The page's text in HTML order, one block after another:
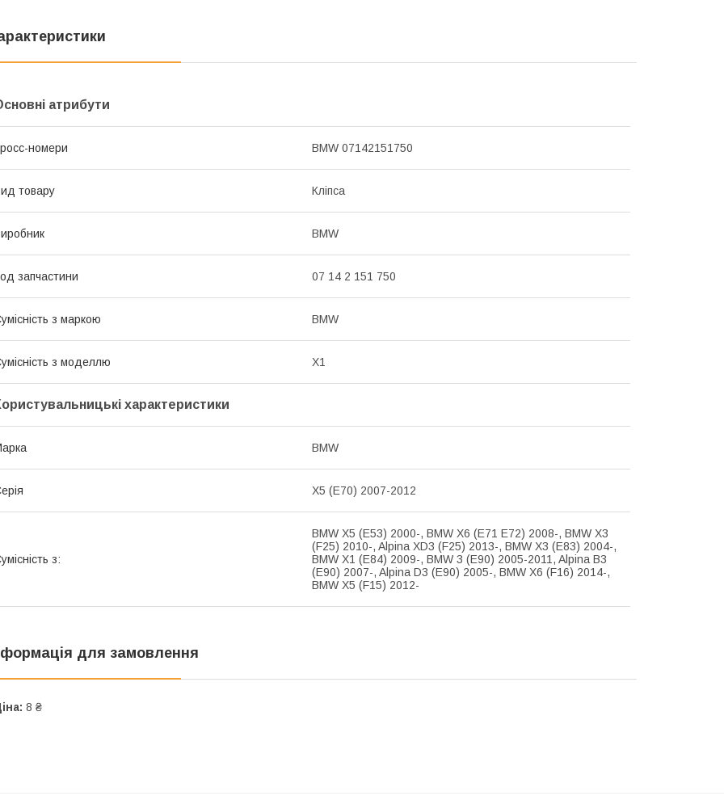
атрибути
номери BMW 07142151750
товару Кліпса
BMW
запчастини 07 14 2 151 750
з маркою BMW
з моделлю X1
характеристики
BMW
X5 (E70) 2007-2012
з:
BMW X5 (E53) 2000-, BMW X6 (E71 E72) 2008-, BMW X3
(F25) 2010-, Alpina XD3 (F25) 2013-, BMW X3 (E83) 2004-,
BMW X1 (E84) 2009-, BMW 3 (E90) 2005-2011, Alpina B3
(E90) 2007-, Alpina D3 (E90) 2005-, BMW X6 (F16) 2014-,
BMW X5 (F15) 2012-
для замовлення
8 ₴